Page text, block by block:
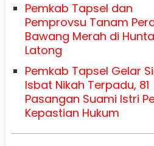
Pemkab Tapsel dan
Pemprovsu Tanam
Bawang Merah di
Latong
Pemkab Tapsel Gelar
Isbat Nikah Terpadu, 81
Pasangan Suami Istri
Kepastian Hukum